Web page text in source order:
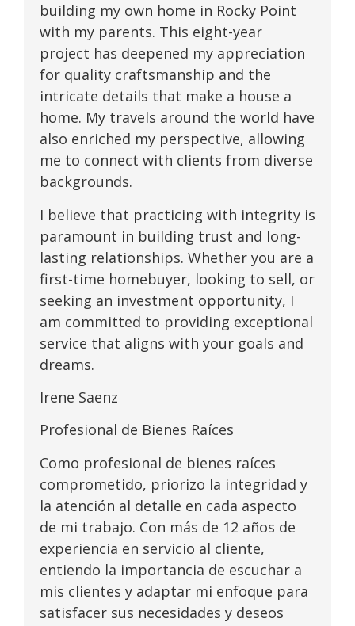
building my own home in Rocky Point
with my parents. This eight-year
project has deepened my appreciation
for quality craftsmanship and the
intricate details that make a house a
home. My travels around the world have
also enriched my perspective, allowing
me to connect with clients from diverse
backgrounds.
I believe that practicing with integrity is
paramount in building trust and long-
lasting relationships. Whether you are a
first-time homebuyer, looking to sell, or
seeking an investment opportunity, I
am committed to providing exceptional
service that aligns with your goals and
dreams.
Irene Saenz
Profesional de Bienes Raíces
Como profesional de bienes raíces
comprometido, priorizo la integridad y
la atención al detalle en cada aspecto
de mi trabajo. Con más de 12 años de
experiencia en servicio al cliente,
entiendo la importancia de escuchar a
mis clientes y adaptar mi enfoque para
satisfacer sus necesidades y deseos